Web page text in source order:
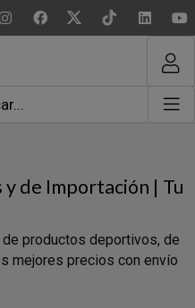
de Importación | Tu
productos deportivos, de
mejores precios con envío